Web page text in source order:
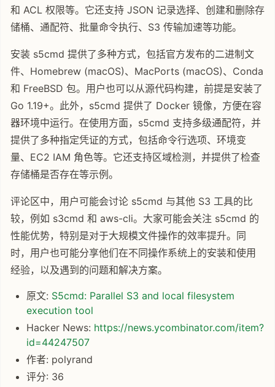
和 ACL 权限等。它还支持 JSON 记录选择、创建和删除存
储桶、通配符、批量命令执行、S3 传输加速等功能。
安装 s5cmd 提供了多种方式，包括官方发布的二进制文
件、Homebrew (macOS)、MacPorts (macOS)、Conda
和 FreeBSD 包。用户也可以从源代码构建，前提是安装了
Go 1.19+。此外，s5cmd 提供了 Docker 镜像，方便在容
器环境中运行。在使用方面，s5cmd 支持多级通配符，并
提供了多种指定凭证的方式，包括命令行选项、环境变
量、EC2 IAM 角色等。它还支持区域检测，并提供了检查
存储桶是否存在等示例。
评论区中，用户可能会讨论 s5cmd 与其他 S3 工具的比
较，例如 s3cmd 和 aws-cli。大家可能会关注 s5cmd 的
性能优势，特别是对于大规模文件操作的效率提升。同
时，用户也可能分享他们在不同操作系统上的安装和使用
经验，以及遇到的问题和解决方案。
原文: S5cmd: Parallel S3 and local filesystem
execution tool
Hacker News: https://news.ycombinator.com/item?
id=44247507
作者: polyrand
评分: 36